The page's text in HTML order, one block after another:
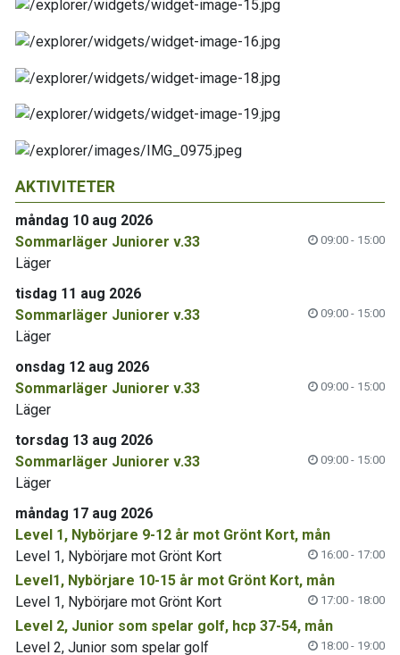
AKTIVITETER
måndag 10 aug 2026
Sommarläger Juniorer v.33
09:00 - 15:00
Läger
tisdag 11 aug 2026
Sommarläger Juniorer v.33
09:00 - 15:00
Läger
onsdag 12 aug 2026
Sommarläger Juniorer v.33
09:00 - 15:00
Läger
torsdag 13 aug 2026
Sommarläger Juniorer v.33
09:00 - 15:00
Läger
måndag 17 aug 2026
Level 1, Nybörjare 9-12 år mot Grönt Kort, mån
16:00 - 17:00
Level 1, Nybörjare mot Grönt Kort
Level1, Nybörjare 10-15 år mot Grönt Kort, mån
17:00 - 18:00
Level 1, Nybörjare mot Grönt Kort
Level 2, Junior som spelar golf, hcp 37-54, mån
18:00 - 19:00
Level 2, Junior som spelar golf